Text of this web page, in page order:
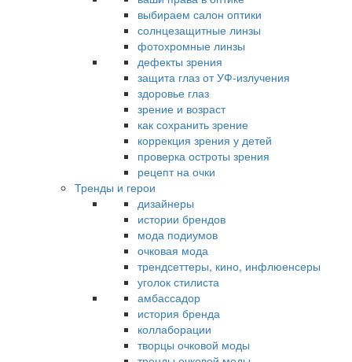
выбираем салон оптики
солнцезащитные линзы
фотохромные линзы
дефекты зрения
защита глаз от УФ-излучения
здоровье глаз
зрение и возраст
как сохранить зрение
коррекция зрения у детей
проверка остроты зрения
рецепт на очки
Тренды и герои
дизайнеры
истории брендов
мода подиумов
очковая мода
трендсеттеры, кино, инфлюенсеры
уголок стилиста
амбассадор
история бренда
коллаборации
творцы очковой моды